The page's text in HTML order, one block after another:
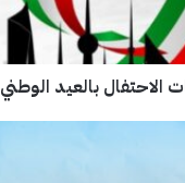
الاحتفال بالعيد